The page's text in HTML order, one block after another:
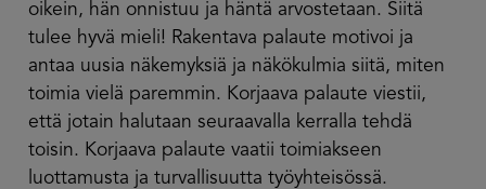
oikein, hän onnistuu ja häntä arvostetaan. Siitä
tulee hyvä mieli! Rakentava palaute motivoi ja
antaa uusia näkemyksiä ja näkökulmia siitä, miten
toimia vielä paremmin. Korjaava palaute viestii,
että jotain halutaan seuraavalla kerralla tehdä
toisin. Korjaava palaute vaatii toimiakseen
luottamusta ja turvallisuutta työyhteisössä.